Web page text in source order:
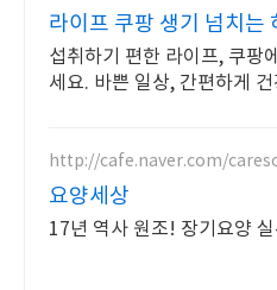
라이프 쿠팡 생기 넘치는
섭취하기 편한 라이프, 쿠팡
세요. 바쁜 일상, 간편하게 건
http://cafe.naver.com/
요양세상
17년 역사 원조! 장기요양